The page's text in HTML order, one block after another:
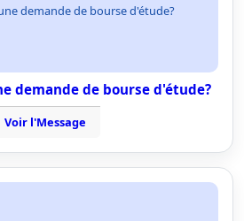
demande de bourse d'étude?
demande de bourse d'étude?
Voir l'Message